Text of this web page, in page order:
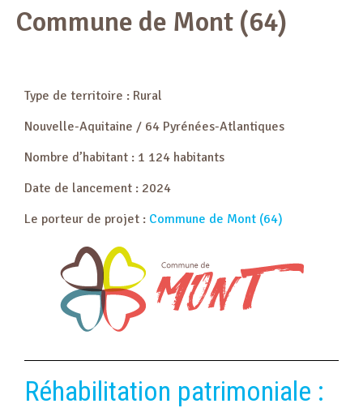
Commune de Mont (64)
Type de territoire : Rural
Nouvelle-Aquitaine / 64 Pyrénées-Atlantiques
Nombre d’habitant : 1 124 habitants
Date de lancement : 2024
Le porteur de projet : Commune de Mont (64)
Réhabilitation patrimoniale :